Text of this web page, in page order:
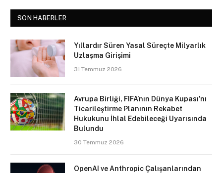
SON HABERLER
Yıllardır Süren Yasal Süreçte Milyarlık
Uzlaşma Girişimi
31 Temmuz 2026
Avrupa Birliği, FIFA’nın Dünya Kupası’nı
Ticarileştirme Planının Rekabet
Hukukunu İhlal Edebileceği Uyarısında
Bulundu
30 Temmuz 2026
OpenAI ve Anthropic Çalışanlarından